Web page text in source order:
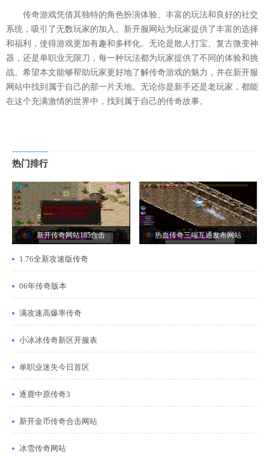
传奇游戏凭借其独特的角色扮演体验、丰富的玩法和良好的社交
系统，吸引了无数玩家的加入。新开服网站为玩家提供了丰富的选择
和福利，使得游戏更加有趣和多样化。无论是散人打宝、复古微变神
器，还是单职业无限刀，每一种玩法都为玩家提供了不同的体验和挑
战。希望本文能够帮助玩家更好地了解传奇游戏的魅力，并在新开服
网站中找到属于自己的那一片天地。无论你是新手还是老玩家，都能
在这个充满激情的世界中，找到属于自己的传奇故事。
热门排行
新开传奇网站185合击 热血传奇三端互通发布网站
1.76全新攻速版传奇
06年传奇版本
满攻速高爆率传奇
小冰冰传奇新区开服表
单职业迷失今日首区
逐鹿中原传奇3
新开金币传奇合击网站
冰雪传奇网站